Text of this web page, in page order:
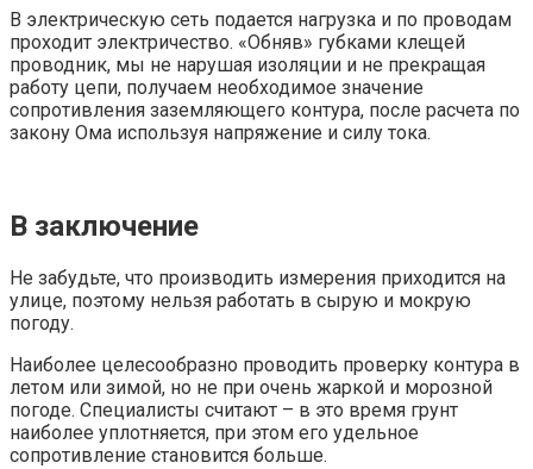
В электрическую сеть подается нагрузка и по проводам
проходит электричество. «Обняв» губками клещей
проводник, мы не нарушая изоляции и не прекращая
работу цепи, получаем необходимое значение
сопротивления заземляющего контура, после расчета по
закону Ома используя напряжение и силу тока.
В заключение
Не забудьте, что производить измерения приходится на
улице, поэтому нельзя работать в сырую и мокрую
погоду.
Наиболее целесообразно проводить проверку контура в
летом или зимой, но не при очень жаркой и морозной
погоде. Специалисты считают – в это время грунт
наиболее уплотняется, при этом его удельное
сопротивление становится больше.